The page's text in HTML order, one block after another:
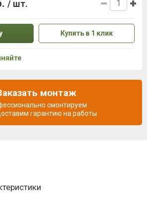
/ шт.
Купить в 1 клик
монтаж
смонтируем
гарантию на работы